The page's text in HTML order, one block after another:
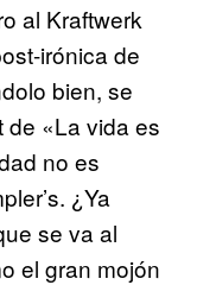
al Kraftwerk
irónica de
bien, se
de «La vida es
no es
¿Ya
se va al
el gran mojón